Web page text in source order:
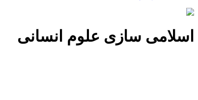
اسلامی سازی علوم انسانی